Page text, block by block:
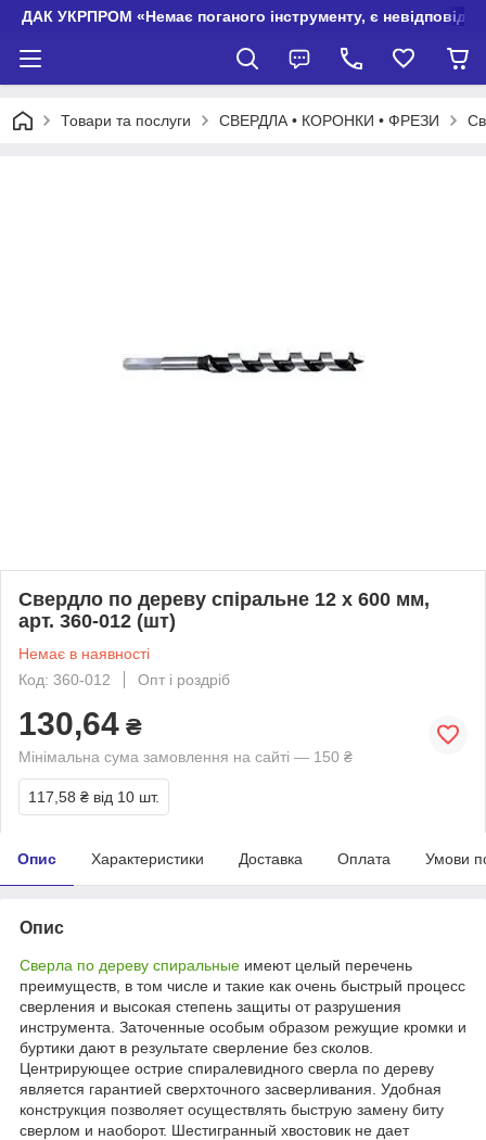
ДАК УКРПРОМ «Немає поганого інструменту, є невідповідно
Товари та послуги СВЕРДЛА • КОРОНКИ • ФРЕЗИ
Свердло по дереву спіральне 12 х 600 мм,
арт. 360-012 (шт)
Немає в наявності
Код: 360-012
Опт і роздріб
130,64 ₴
Мінімальна сума замовлення на сайті — 150 ₴
117,58 ₴ від 10 шт.
Опис Характеристики Доставка Оплата Умови
Опис
Сверла по дереву спиральные имеют целый перечень
преимуществ, в том числе и такие как очень быстрый процесс
сверления и высокая степень защиты от разрушения
инструмента. Заточенные особым образом режущие кромки и
буртики дают в результате сверление без сколов.
Центрирующее острие спиралевидного сверла по дереву
является гарантией сверхточного засверливания. Удобная
конструкция позволяет осуществлять быструю замену биту
сверлом и наоборот. Шестигранный хвостовик не дает